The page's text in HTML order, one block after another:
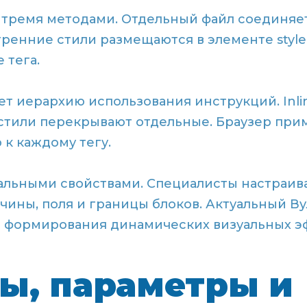
методами. Отдельный файл
стили размещаются в элементе
тега.
иерархию использования инструкций.
перекрывают отдельные. Браузер
каждому тегу.
свойствами. Специалисты
поля и границы блоков. Актуальный
динамических визуальных
параметры и